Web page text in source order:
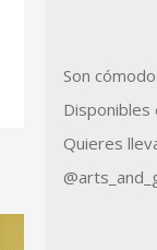
Son
Disponibles
Quieres